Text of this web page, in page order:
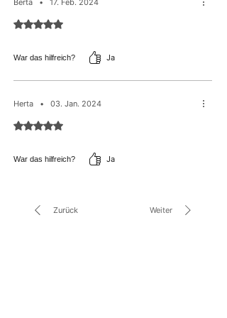
Berta • 17. Feb. 2024
Mit 5 von 5 Sternen bewertet.
War das hilfreich? Ja
Herta • 03. Jan. 2024
Mit 5 von 5 Sternen bewertet.
War das hilfreich? Ja
Zurück Weiter